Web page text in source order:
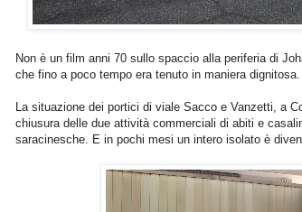
Non è un film anni 70 sullo spaccio alla periferia di
che fino a poco tempo era tenuto in maniera dignitosa.
La situazione dei portici di viale Sacco e Vanzetti, a
chiusura delle due attività commerciali di abiti e
saracinesche. E in pochi mesi un intero isolato è